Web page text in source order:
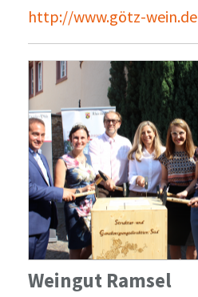
http://www.götz-wein.de
Weingut Ramsel